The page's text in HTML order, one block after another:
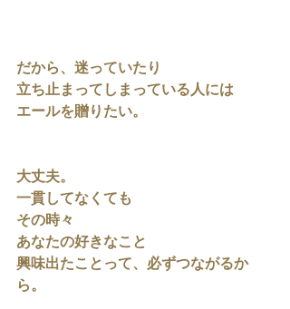
だから、迷っていたり
立ち止まってしまっている人には
エールを贈りたい。
大丈夫。
一貫してなくても
その時々
あなたの好きなこと
興味出たことって、必ずつながるか
ら。